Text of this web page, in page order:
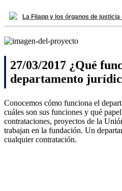
La Fiiapp y los órganos de justicia
27/03/2017 ¿Qué
departamento
Conocemos cómo funciona el
cuáles son sus funciones y qué
contrataciones, proyectos de la
trabajan en la fundación. Un
cualquier contratación.